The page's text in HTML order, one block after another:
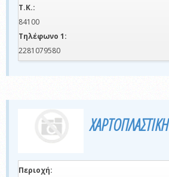
Τ.Κ.:
84100
Τηλέφωνο 1:
2281079580
ΧΑΡΤΟΠΛΑΣΤΙΚΗ
Περιοχή: